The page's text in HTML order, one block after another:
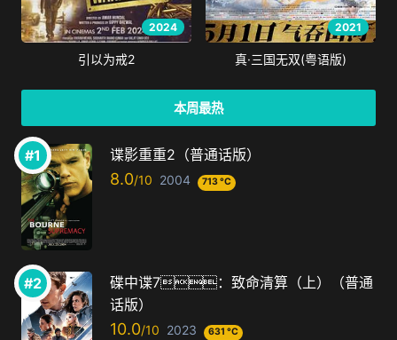
2024
引以为戒2
2021
真·三国无双(粤语版)
本周最热
谍影重重2（普通话版）
8.0 2004 713 °C
碟中谍7：致命清算（上）（普通
话版）
10.0 2023 631 °C